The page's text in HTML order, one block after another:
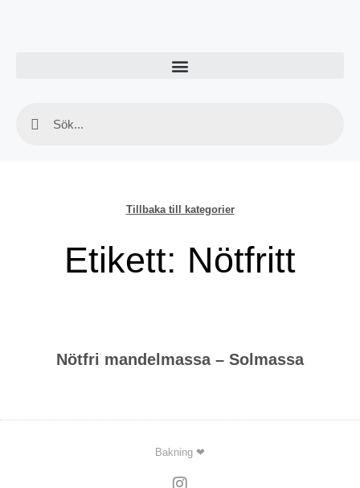
Tillbaka till kategorier
Etikett: Nötfritt
Nötfri mandelmassa – Solmassa
Bakning ❤